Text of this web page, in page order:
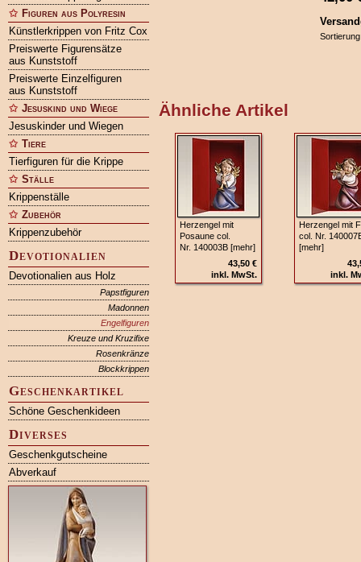
Figuren aus Polyresin
Künstlerkrippen von Fritz Cox
Preiswerte Figurensätze
aus Kunststoff
Preiswerte Einzelfiguren
aus Kunststoff
Jesuskind und Wiege
Jesuskinder und Wiegen
Tiere
Tierfiguren für die Krippe
Ställe
Krippenställe
Zubehör
Krippenzubehör
Devotionalien
Devotionalien aus Holz
Papstfiguren
Madonnen
Engelfiguren
Kreuze und Kruzifixe
Rosenkränze
Blockkrippen
Geschenkartikel
Schöne Geschenkideen
Diverses
Geschenkgutscheine
Abverkauf
Ähnliche Artikel
Herzengel mit
Posaune col.
Nr. 140003B [mehr]
43,50 €
inkl. MwSt.
Herzengel mit
col. Nr.
[mehr]
inkl.